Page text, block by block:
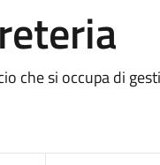
che si occupa di